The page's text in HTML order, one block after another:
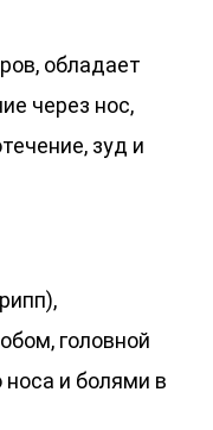
обладает
через нос,
зуд и
головной
и болями в